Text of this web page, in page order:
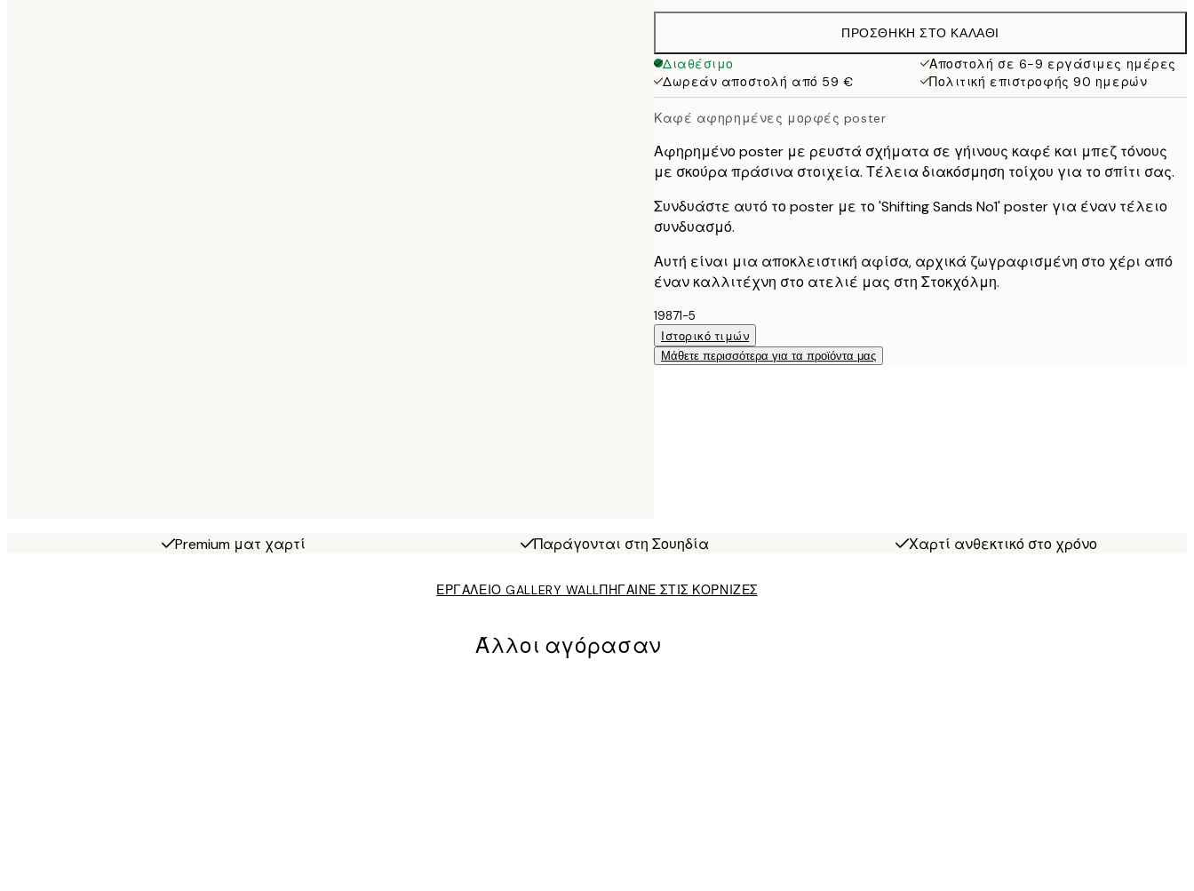
38 €
54,45 €
ΠΡΟΣΘΉΚΗ ΣΤΟ ΚΑΛΆΘΙ
Διαθέσιμο
Αποστολή σε 6-9 εργάσιμες ημέρες
Δωρεάν αποστολή από 59 €
Πολιτική επιστροφής 90 ημερών
Καφέ αφηρημένες μορφές poster
Αφηρημένο poster με ρευστά σχήματα σε γήινους καφέ και μπεζ τόνους
με σκούρα πράσινα στοιχεία. Τέλεια διακόσμηση τοίχου για το σπίτι σας.
Συνδυάστε αυτό το poster με το 'Shifting Sands No1' poster για έναν τέλειο
συνδυασμό.
Αυτή είναι μια αποκλειστική αφίσα, αρχικά ζωγραφισμένη στο χέρι από
έναν καλλιτέχνη στο ατελιέ μας στη Στοκχόλμη.
19871-5
Ιστορικό τιμών
Μάθετε περισσότερα για τα προϊόντα μας
Premium ματ χαρτί Παράγονται στη Σουηδία Χαρτί ανθεκτικό στο χρόνο
ΕΡΓΑΛΕΙΟ GALLERY WALLΠΗΓΑΙΝΕ ΣΤΙΣ ΚΟΡΝΙΖΕΣ
Άλλοι αγόρασαν